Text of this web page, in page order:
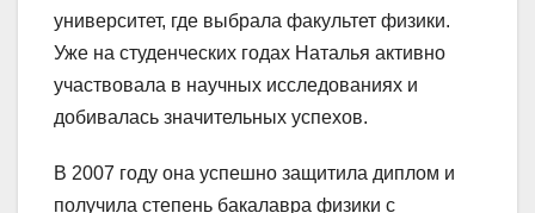
университет, где выбрала факультет физики.
Уже на студенческих годах Наталья активно
участвовала в научных исследованиях и
добивалась значительных успехов.
В 2007 году она успешно защитила диплом и
получила степень бакалавра физики с